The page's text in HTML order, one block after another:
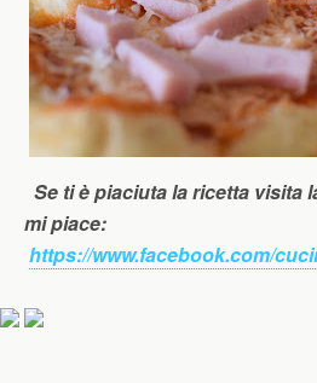
Se ti è piaciuta la ricetta visita
mi piace:
https://www.facebook.com/